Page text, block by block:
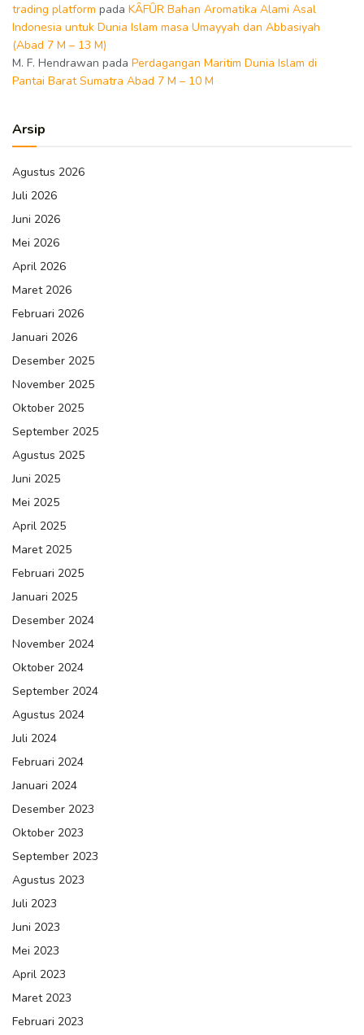
trading platform pada KȂFȖR Bahan Aromatika Alami Asal
Indonesia untuk Dunia Islam masa Umayyah dan Abbasiyah
(Abad 7 M – 13 M)
M. F. Hendrawan pada Perdagangan Maritim Dunia Islam di
Pantai Barat Sumatra Abad 7 M – 10 M
Arsip
Agustus 2026
Juli 2026
Juni 2026
Mei 2026
April 2026
Maret 2026
Februari 2026
Januari 2026
Desember 2025
November 2025
Oktober 2025
September 2025
Agustus 2025
Juni 2025
Mei 2025
April 2025
Maret 2025
Februari 2025
Januari 2025
Desember 2024
November 2024
Oktober 2024
September 2024
Agustus 2024
Juli 2024
Februari 2024
Januari 2024
Desember 2023
Oktober 2023
September 2023
Agustus 2023
Juli 2023
Juni 2023
Mei 2023
April 2023
Maret 2023
Februari 2023